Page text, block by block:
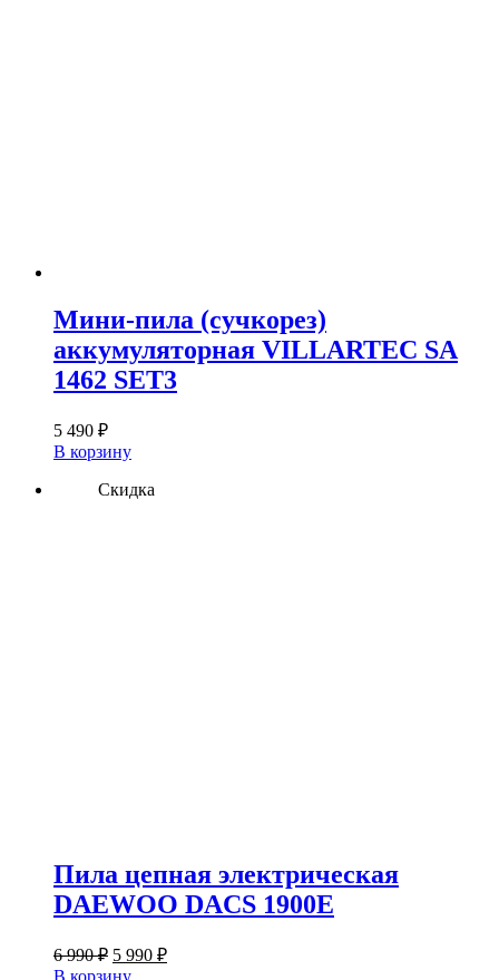
Мини-пила (сучкорез)
аккумуляторная VILLARTEC SA
1462 SET3
5 490 ₽
В корзину
Скидка
Пила цепная электрическая
DAEWOO DACS 1900E
6 990₽ Первоначальная
цена
5 990 ₽Текущая